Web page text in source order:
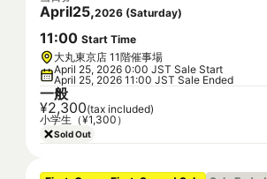
April25,2026 (Saturday)
11:00 Start Time
大丸東京店 11階催事場
April 25, 2026 0:00 JST Sale Start
April 25, 2026 11:00 JST Sale Ended
一般
¥2,300(tax included)
小学生（¥1,300）
Sold Out